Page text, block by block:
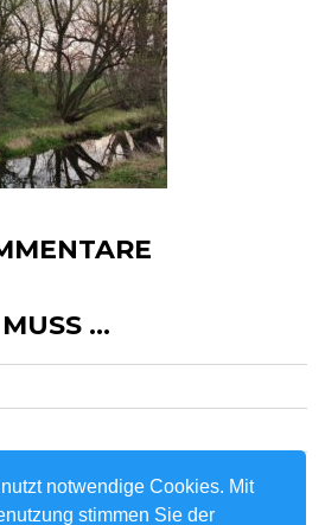
…
notwendige Cookies. Mit
stimmen Sie der